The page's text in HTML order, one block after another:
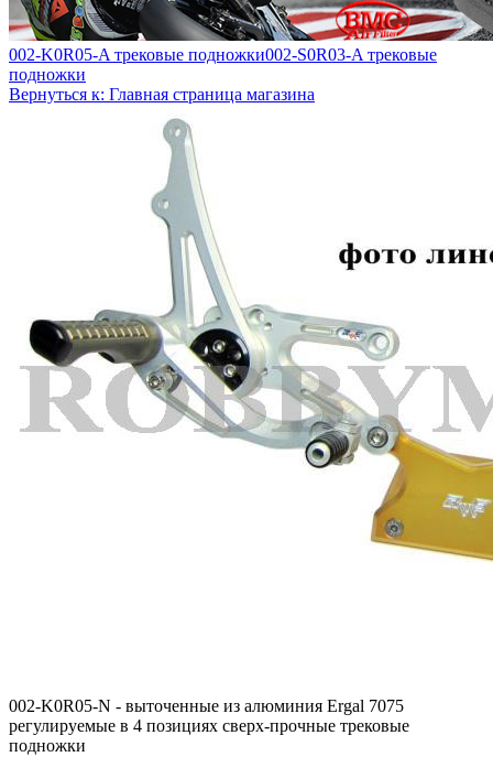
002-K0R05-A трековые подножки002-S0R03-A трековые
подножки
Вернуться к: Главная страница магазина
002-K0R05-N - выточенные из алюминия Ergal 7075
регулируемые в 4 позициях сверх-прочные трековые
подножки